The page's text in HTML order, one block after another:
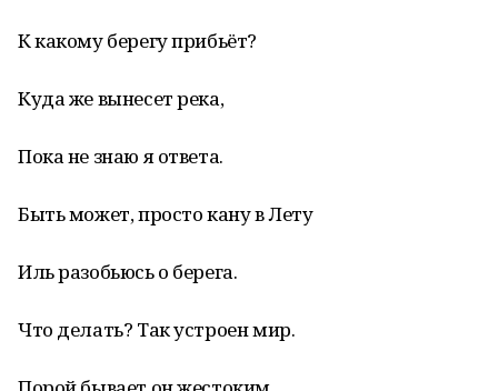
К какому берегу прибьёт?
Куда же вынесет река,
Пока не знаю я ответа.
Быть может, просто кану в Лету
Иль разобьюсь о берега.
Что делать? Так устроен мир.